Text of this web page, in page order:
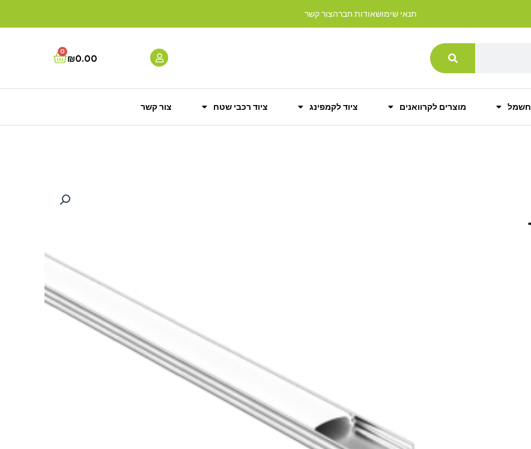
תנאי שימושאודות חברהצור קשר
₪0.00
0
Cart
חשמל מוצרים לקרוואנים ציוד לקמפינג ציוד רכבי שטח צור קשר